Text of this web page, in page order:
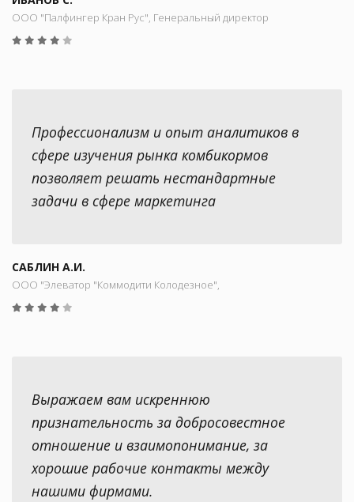
ООО "Палфингер Кран Рус", Генеральный директор
Профессионализм и опыт аналитиков в
сфере изучения рынка комбикормов
позволяет решать нестандартные
задачи в сфере маркетинга
САБЛИН А.И.
ООО "Элеватор "Коммодити Колодезное",
Выражаем вам искреннюю
признательность за добросовестное
отношение и взаимопонимание, за
хорошие рабочие контакты между
нашими фирмами.